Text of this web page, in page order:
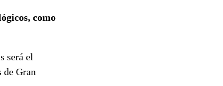
como
será el
de Gran